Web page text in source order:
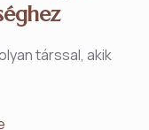
társsal, akik